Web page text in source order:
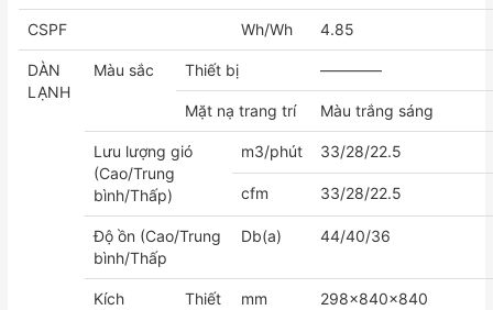
CSPF Wh/Wh 4.85
DÀN
LẠNH
Màu sắc Thiết bị ————
Mặt nạ trang trí Màu trắng sáng
Lưu lượng gió
(Cao/Trung
bình/Thấp)
m3/phút 33/28/22.5
cfm 33/28/22.5
Độ ồn (Cao/Trung
bình/Thấp
Db(a) 44/40/36
Kích
Thiết
mm 298x840x840